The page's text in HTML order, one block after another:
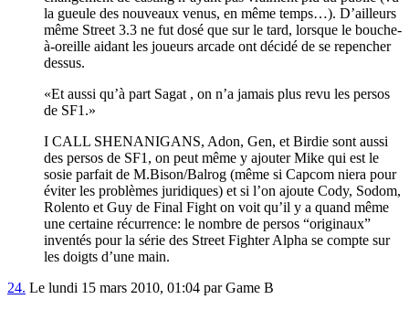
la gueule des nouveaux venus, en même temps…). D’ailleurs
même Street 3.3 ne fut dosé que sur le tard, lorsque le bouche-
à-oreille aidant les joueurs arcade ont décidé de se repencher
dessus.
Et aussi qu’à part Sagat , on n’a jamais plus revu les persos
de SF1.
I CALL SHENANIGANS, Adon, Gen, et Birdie sont aussi
des persos de SF1, on peut même y ajouter Mike qui est le
sosie parfait de M.Bison/Balrog (même si Capcom niera pour
éviter les problèmes juridiques) et si l’on ajoute Cody, Sodom,
Rolento et Guy de Final Fight on voit qu’il y a quand même
une certaine récurrence: le nombre de persos “originaux”
inventés pour la série des Street Fighter Alpha se compte sur
les doigts d’une main.
24. Le lundi 15 mars 2010, 01:04 par Game B